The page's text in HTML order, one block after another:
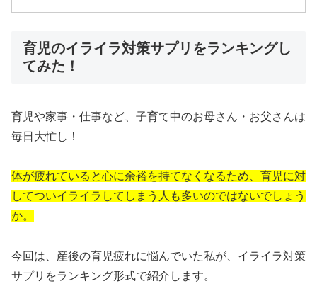
育児のイライラ対策サプリをランキングし
てみた！
育児や家事・仕事など、子育て中のお母さん・お父さんは
毎日大忙し！
体が疲れていると心に余裕を持てなくなるため、育児に対
してついイライラしてしまう人も多いのではないでしょう
か。
今回は、産後の育児疲れに悩んでいた私が、イライラ対策
サプリをランキング形式で紹介します。